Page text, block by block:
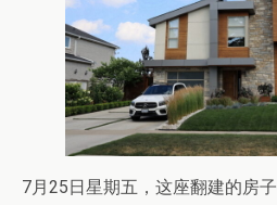
7月25日星期五，这座翻建的房